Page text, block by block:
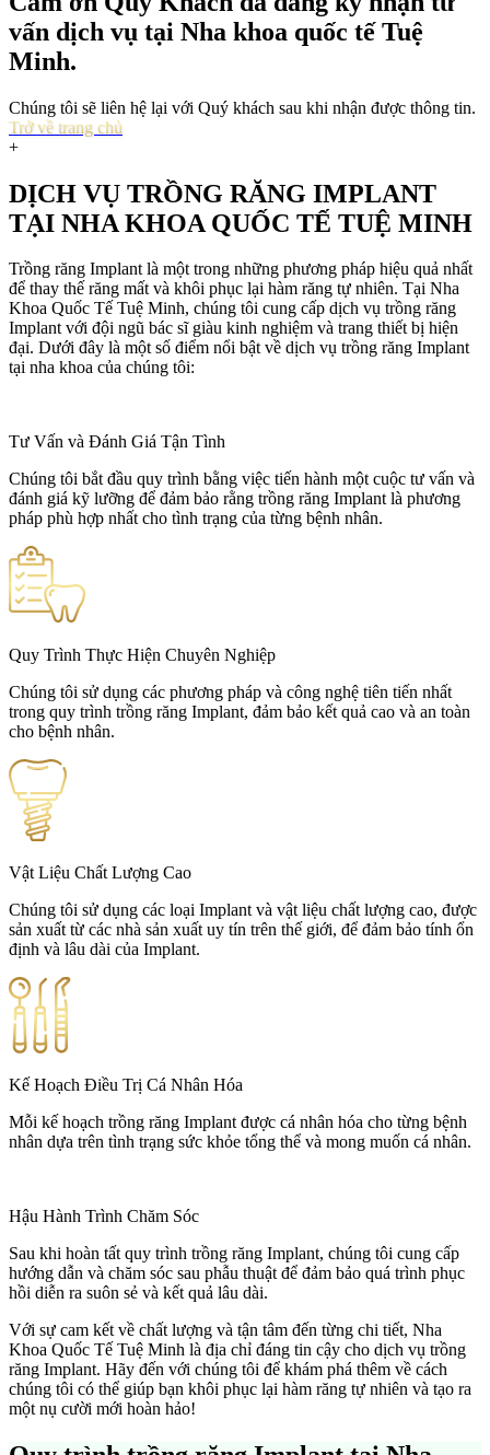
vấn dịch vụ tại Nha khoa quốc tế Tuệ
Minh.
Chúng tôi sẽ liên hệ lại với Quý khách sau khi nhận được thông tin.
Trở về trang chủ
+
DỊCH VỤ TRỒNG RĂNG IMPLANT
TẠI NHA KHOA QUỐC TẾ TUỆ MINH
Trồng răng Implant là một trong những phương pháp hiệu quả nhất
để thay thế răng mất và khôi phục lại hàm răng tự nhiên. Tại Nha
Khoa Quốc Tế Tuệ Minh, chúng tôi cung cấp dịch vụ trồng răng
Implant với đội ngũ bác sĩ giàu kinh nghiệm và trang thiết bị hiện
đại. Dưới đây là một số điểm nổi bật về dịch vụ trồng răng Implant
tại nha khoa của chúng tôi:
Tư Vấn và Đánh Giá Tận Tình
Chúng tôi bắt đầu quy trình bằng việc tiến hành một cuộc tư vấn và
đánh giá kỹ lưỡng để đảm bảo rằng trồng răng Implant là phương
pháp phù hợp nhất cho tình trạng của từng bệnh nhân.
Quy Trình Thực Hiện Chuyên Nghiệp
Chúng tôi sử dụng các phương pháp và công nghệ tiên tiến nhất
trong quy trình trồng răng Implant, đảm bảo kết quả cao và an toàn
cho bệnh nhân.
Vật Liệu Chất Lượng Cao
Chúng tôi sử dụng các loại Implant và vật liệu chất lượng cao, được
sản xuất từ các nhà sản xuất uy tín trên thế giới, để đảm bảo tính ổn
định và lâu dài của Implant.
Kế Hoạch Điều Trị Cá Nhân Hóa
Mỗi kế hoạch trồng răng Implant được cá nhân hóa cho từng bệnh
nhân dựa trên tình trạng sức khỏe tổng thể và mong muốn cá nhân.
Hậu Hành Trình Chăm Sóc
Sau khi hoàn tất quy trình trồng răng Implant, chúng tôi cung cấp
hướng dẫn và chăm sóc sau phẫu thuật để đảm bảo quá trình phục
hồi diễn ra suôn sẻ và kết quả lâu dài.
Với sự cam kết về chất lượng và tận tâm đến từng chi tiết, Nha
Khoa Quốc Tế Tuệ Minh là địa chỉ đáng tin cậy cho dịch vụ trồng
răng Implant. Hãy đến với chúng tôi để khám phá thêm về cách
chúng tôi có thể giúp bạn khôi phục lại hàm răng tự nhiên và tạo ra
một nụ cười mới hoàn hảo!